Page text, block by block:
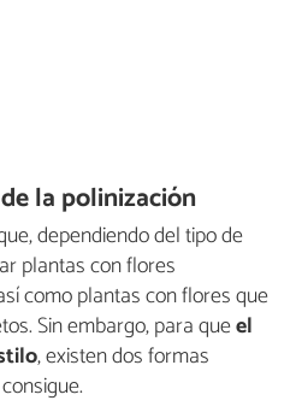
la polinización
dependiendo del tipo de
plantas con flores
como plantas con flores que
Sin embargo, para queel
, existen dos formas